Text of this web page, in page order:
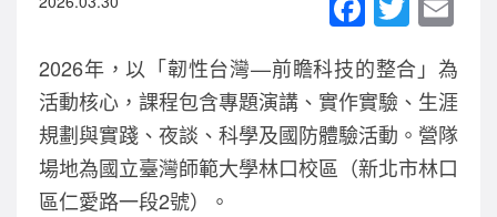
a
c
e
b
o
wi
tt
er
ail
2026年，以「韌性台灣—前瞻科技的整合」為
活動核心，課程包含專題演講、實作實驗、生涯
規劃與實踐、夜談、科學及國防體驗活動。營隊
場地為國立臺灣師範大學林口校區（新北市林口
區仁愛路一段2號）。